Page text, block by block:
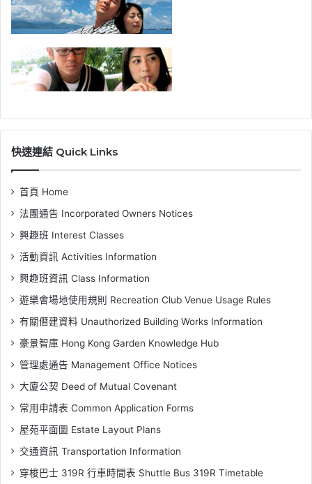
快速連結 Quick Links
首頁 Home
法團通告 Incorporated Owners Notices
興趣班 Interest Classes
活動資訊 Activities Information
興趣班資訊 Class Information
遊樂會場地使用規則 Recreation Club Venue Usage Rules
有關僭建資料 Unauthorized Building Works Information
豪景智庫 Hong Kong Garden Knowledge Hub
管理處通告 Management Office Notices
大廈公契 Deed of Mutual Covenant
常用申請表 Common Application Forms
屋苑平面圖 Estate Layout Plans
交通資訊 Transportation Information
穿梭巴士 319R 行車時間表 Shuttle Bus 319R Timetable